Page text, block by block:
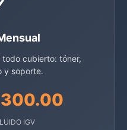
cubierto: tóner,
y soporte.
300.00
IGV